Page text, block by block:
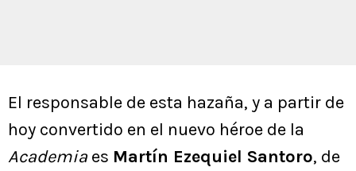
El responsable de esta hazaña, y a partir de
hoy convertido en el nuevo héroe de la
Academia es Martín Ezequiel Santoro, de